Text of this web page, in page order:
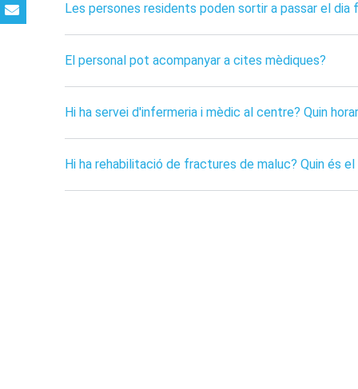
Les persones residents poden sortir a passar el dia
El personal pot acompanyar a cites mèdiques?
Hi ha servei d'infermeria i mèdic al centre? Quin
Hi ha rehabilitació de fractures de maluc? Quin és